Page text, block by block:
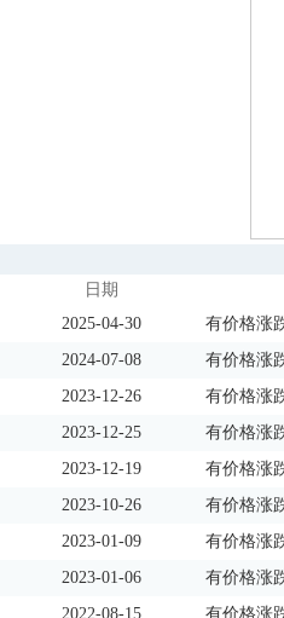
日期
2025-04-30
有价格涨
2024-07-08
有价格涨
2023-12-26
有价格涨
2023-12-25
有价格涨
2023-12-19
有价格涨
2023-10-26
有价格涨
2023-01-09
有价格涨
2023-01-06
有价格涨
2022-08-15
有价格涨